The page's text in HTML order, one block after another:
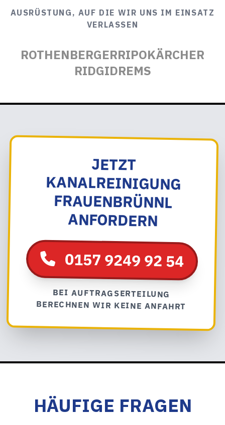
AUSRÜSTUNG, AUF DIE WIR UNS IM EINSATZ
VERLASSEN
ROTHENBERGERRIPOKÄRCHER
RIDGIDREMS
JETZT
KANALREINIGUNG
FRAUENBRÜNNL
ANFORDERN
0157 9249 92 54
BEI AUFTRAGSERTEILUNG
BERECHNEN WIR KEINE ANFAHRT
HÄUFIGE FRAGEN